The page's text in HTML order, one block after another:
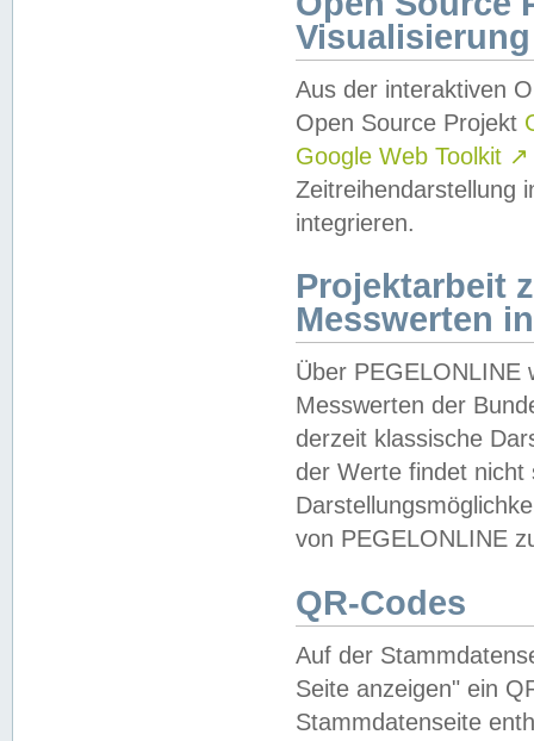
Visualisierung
Aus der interaktiven
Open Source Projekt
Google Web Toolkit ↗
Zeitreihendarstellung
integrieren.
Projektarbeit
Messwerten
Über PEGELONLINE
Messwerten der
derzeit klassische
der Werte findet
von PEGELONLINE
QR-Codes
Auf der
Seite anzeigen" ein
Stammdatenseite